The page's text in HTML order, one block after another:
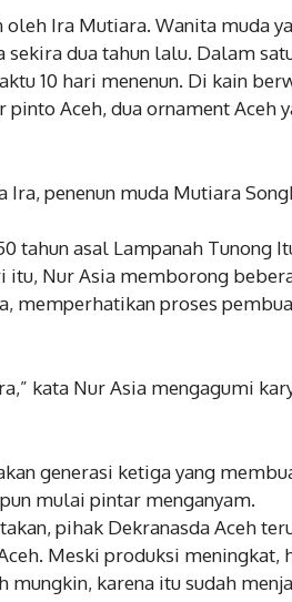
Ira Mutiara. Wanita muda
dua tahun lalu. Dalam
10 hari menenun. Di kain
Aceh, dua ornament Aceh
Ira, penenun muda Mutiara
tahun asal Lampanah Tunong
Nur Asia memborong
memperhatikan proses
kata Nur Asia mengagumi
generasi ketiga yang
mulai pintar menganyam.
pihak Dekranasda Aceh
Meski produksi meningkat,
mungkin, karena itu sudah